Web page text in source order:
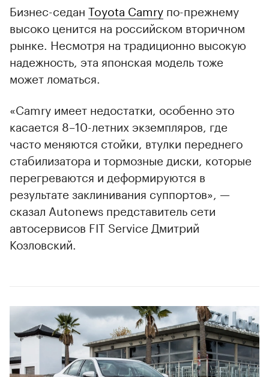
Бизнес-седан Toyota Camry по-прежнему
высоко ценится на российском вторичном
рынке. Несмотря на традиционно высокую
надежность, эта японская модель тоже
может ломаться.
«Camry имеет недостатки, особенно это
касается 8–10-летних экземпляров, где
часто меняются стойки, втулки переднего
стабилизатора и тормозные диски, которые
перегреваются и деформируются в
результате заклинивания суппортов», —
сказал Autonews представитель сети
автосервисов FIT Service Дмитрий
Козловский.